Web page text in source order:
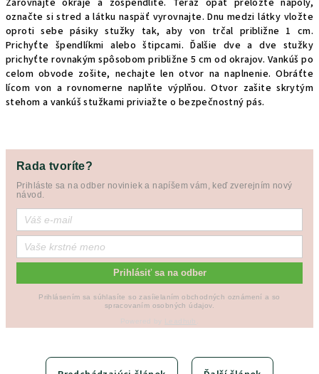
označte si stred a látku naspäť vyrovnajte. Dnu medzi látky vložte
oproti sebe pásiky stužky tak, aby von trčal približne 1 cm.
Prichyťte špendlíkmi alebo štipcami. Ďalšie dve a dve stužky
prichyťte rovnakým spôsobom približne 5 cm od okrajov. Vankúš po
celom obvode zošite, nechajte len otvor na naplnenie. Obráťte
lícom von a rovnomerne naplňte výplňou. Otvor zašite skrytým
stehom a vankúš stužkami priviažte o bezpečnostný pás.
Rada tvoríte?
Prihláste sa na odber noviniek a napíšem vám, keď zverejním nový
návod.
Prihlásiť sa na odber
Prihlásením sa súhlasíte so zasíielaním obchodných oznámení a so
spracovaním osobných údajov.